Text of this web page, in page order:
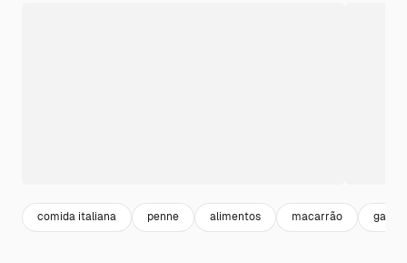
comida italiana penne alimentos macarrão